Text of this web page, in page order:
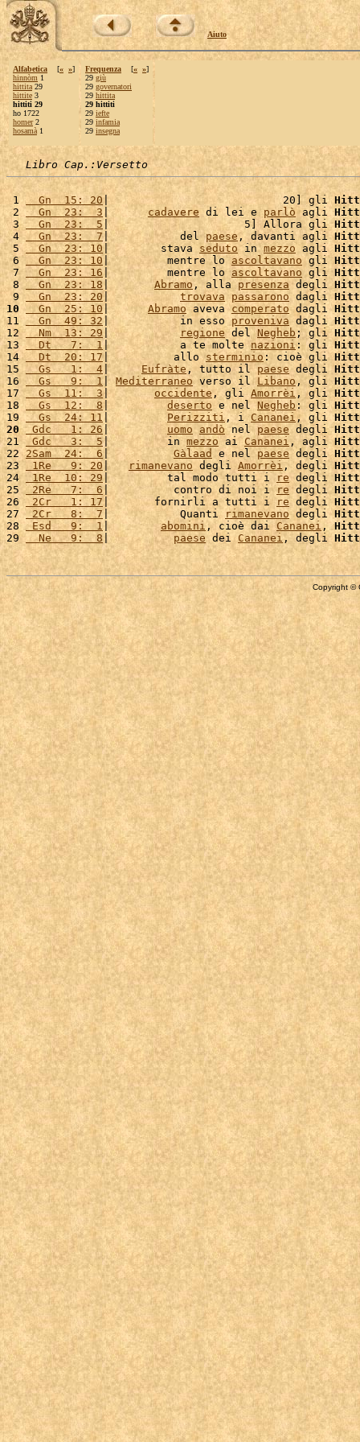
Aiuto
Alfabetica [« »]
hinnòm 1
hittita 29
hittite 3
hittiti 29
ho 1722
homer2
hosamà 1
Frequenza [« »]
29 giù
29 governatori
29 hittita
29 hittiti
29 iefte
29 infamia
29 insegna
Libro Cap.:Versetto
1
  Gn  15: 20
|                           20] gli
2
  Gn  23:  3
| cadavere di lei e parlò agli
3
  Gn  23:  5
|                     5] Allora gli
4
  Gn  23:  7
|           del paese , davanti agli
5
  Gn  23: 10
|        stava seduto in mezzo agli
6
  Gn  23: 10
|         mentre lo ascoltavano gli
7
  Gn  23: 16
|         mentre lo ascoltavano gli
8
  Gn  23: 18
| Abramo, alla presenza degli
9
  Gn  23: 20
| trovava passarono dagli
10
  Gn  25: 10
| Abramo aveva comperato dagli
11
  Gn  49: 32
|           in esso proveniva dagli
12
  Nm  13: 29
| regione del Negheb; gli
13
  Dt   7:  1
|           a te molte nazioni: gli
14
  Dt  20: 17
|          allo sterminio : cioè gli
15
  Gs   1:  4
| Eufràte , tutto il paese degli
16
  Gs   9:  1
| Mediterraneo verso il Libano , gli
17
  Gs  11:  3
| occidente, gli Amorrèi , gli
18
  Gs  12:  8
| deserto e nel Negheb : gli
19
  Gs  24: 11
| Perizziti , i Cananei , gli
20 Gdc   1: 26 | uomo andò nel paese degli
21
Gdc   3:  5|         in mezzo ai Cananei , agli
22 2Sam  24:  6 | Gàlaad e nel paese degli
23
1Re   9: 20 | rimanevano degli Amorrèi , degli
24
1Re  10: 29|         tal modo tutti i re degli
25 2Re   7:  6 |          contro di noi i re degli
26 2Cr   1: 17 |       fornirli a tutti i re degli
27 2Cr   8:  7 |           Quanti rimanevano degli
28 Esd   9:  1 | abomini , cioè dai Cananei ,
29
  Ne   9:  8
| paese dei Cananei, degli
Copyright ©